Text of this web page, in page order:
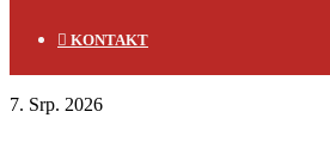
KONTAKT
7. Srp. 2026